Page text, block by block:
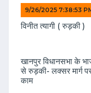
9/26/2025 7:38:53
विनीत त्यागी ( रुड़की )
खानपुर विधानसभा के
से रुड़की- लक्सर मार्ग
काम